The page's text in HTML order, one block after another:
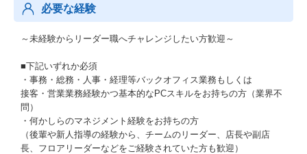
必要な経験
～未経験からリーダー職へチャレンジしたい方歓迎～
■下記いずれか必須
・事務・総務・人事・経理等バックオフィス業務もしくは
接客・営業業務経験かつ基本的なPCスキルをお持ちの方（業界不
問）
・何かしらのマネジメント経験をお持ちの方
（後輩や新人指導の経験から、チームのリーダー、店長や副店
長、フロアリーダーなどをご経験されていた方も歓迎）